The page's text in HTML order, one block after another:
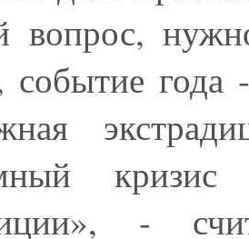
вопрос,
событие года
кризис
-